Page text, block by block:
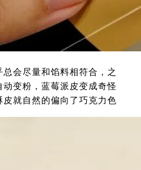
会尽量和馅料相符合，之
变粉，蓝莓派皮变成奇怪
就自然的偏向了巧克力色